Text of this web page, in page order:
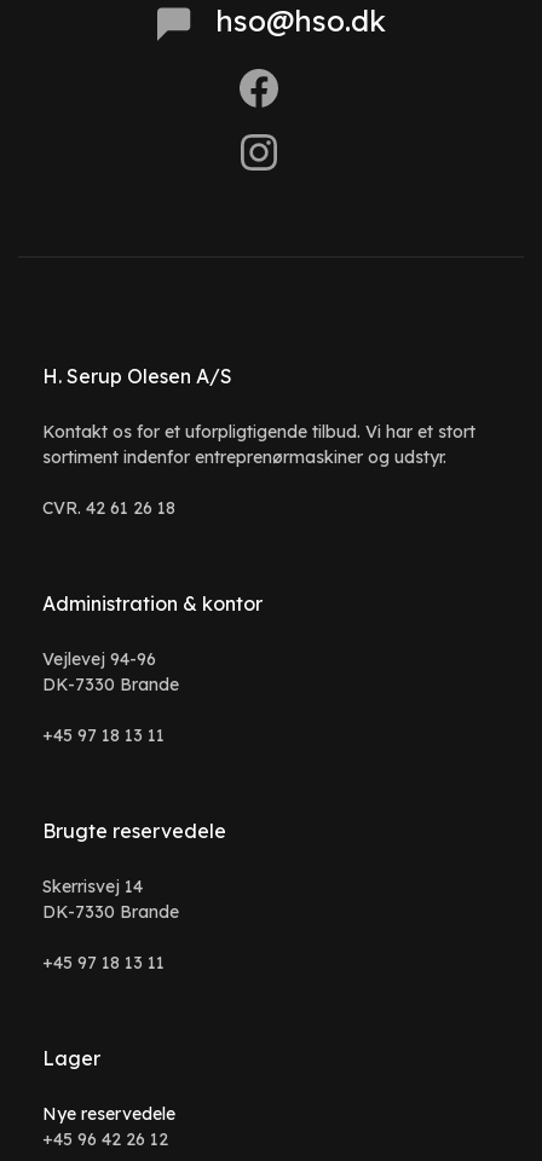
hso@hso.dk
H. Serup Olesen A/S
Kontakt os for et uforpligtigende tilbud. Vi har et stort
sortiment indenfor entreprenørmaskiner og udstyr.
CVR. 42 61 26 18
Administration & kontor
Vejlevej 94-96
DK-7330 Brande
+45 97 18 13 11
Brugte reservedele
Skerrisvej 14
DK-7330 Brande
+45 97 18 13 11
Lager
Nye reservedele
+45 96 42 26 12